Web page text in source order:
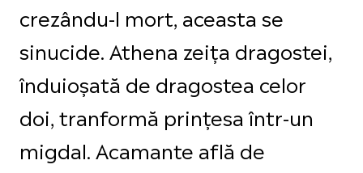
crezându-l mort, aceasta se
sinucide. Athena zeița dragostei,
înduioșată de dragostea celor
doi, tranformă prințesa într-un
migdal. Acamante află de